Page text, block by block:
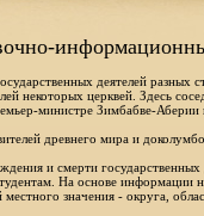
деятелей разных
некоторых церквей. Здесь
министре Зимбабве-
древнего мира и
и смерти
На основе
значения - округа,